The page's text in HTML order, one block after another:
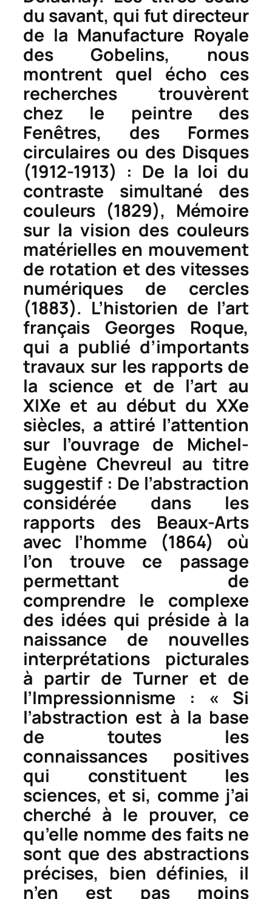
du savant, qui fut directeur
de la Manufacture Royale
des Gobelins, nous
montrent quel écho ces
recherches trouvèrent
chez le peintre des
Fenêtres, des Formes
circulairesou des Disques
(1912-1913) : De la loi du
contraste simultané des
couleurs (1829), Mémoire
sur la vision des couleurs
matérielles en mouvement
de rotation et des vitesses
numériques de cercles
(1883). L’historien de l’art
français Georges Roque,
qui a publié d’importants
travaux sur les rapports de
la science et de l’art au
XIXe et au début du XXe
siècles, a attiré l’attention
sur l’ouvrage de Michel-
Eugène Chevreul au titre
suggestif : De l’abstraction
considérée dans les
rapports des Beaux-Arts
avec l’homme
(1864) où
l’on trouve ce passage
permettant de
comprendre le complexe
des idées qui préside à la
naissance de nouvelles
interprétations picturales
à partir de Turner et de
l’Impressionnisme : « Si
l’abstraction est à la base
de toutes les
connaissances positives
qui constituent les
sciences, et si, comme j’ai
cherché à le prouver, ce
qu’elle nomme desfaitsne
sont que des abstractions
précises, bien définies, il
n’en est pas moins